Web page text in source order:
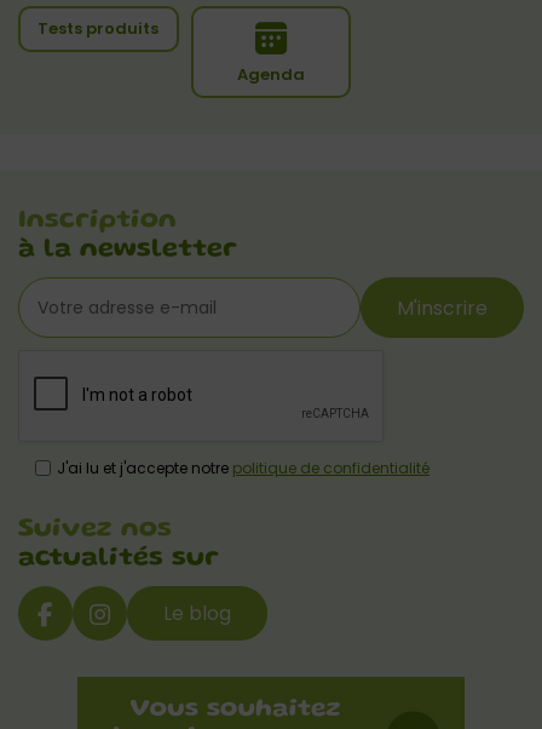
Tests produits
Agenda
Inscription
à la newsletter
M'inscrire
J'ai lu et j'accepte notre politique de confidentialité
Suivez nos
actualités sur
Le blog